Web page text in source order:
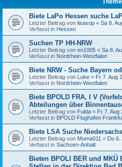
Biete LaPo Hessen suche
Letzter Beitrag von lisasop « Sa 8.
Verfasst in Hessen
Suchen TP HH-NRW
Letzter Beitrag von en1005 « Sa 8.
Verfasst in Nordrhein-Westfalen
Biete NRW - Suche Bayern
Letzter Beitrag von Luke « Fr 7. Aug
Verfasst in Nordrhein-Westfalen
Biete BPOLD FRA, I V
Abteilungen über
Letzter Beitrag von Fulda « Fr 7. Aug
Verfasst in BPOLD Flughafen
Biete LSA Suche
Letzter Beitrag von Muma011 « Do 6.
Verfasst in Sachsen-Anhalt
Bieten BPOLI BER und